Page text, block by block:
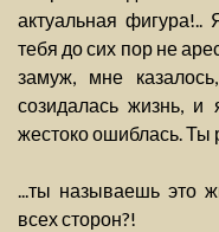
актуальная
тебя до сих пор не
замуж, мне
созидалась жизнь,
жестоко ошиблась.
...ты называешь это
всех сторон?!